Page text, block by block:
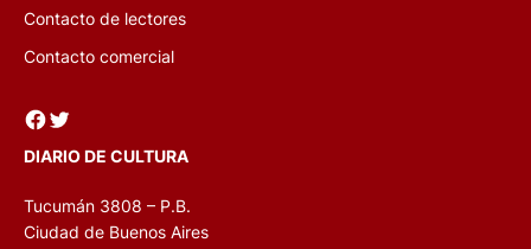
Contacto de lectores
Contacto comercial
Facebook Twitter
DIARIO DE CULTURA
Tucumán 3808 – P.B.
Ciudad de Buenos Aires